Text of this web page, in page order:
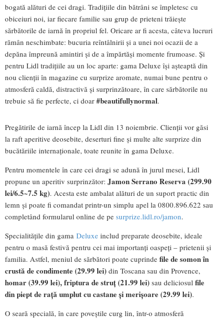
bogată alături de cei dragi. Tradițiile din bătrâni se împletesc cu
obiceiuri noi, iar fiecare familie sau grup de prieteni trăiește
sărbătorile de iarnă în propriul fel. Oricare ar fi acesta, câteva lucruri
rămân neschimbate: bucuria reîntâlnirii și a unei noi ocazii de a
depăna împreună amintiri și de a împărtăși momente frumoase. Și
pentru Lidl tradițiile au un loc aparte: gama Deluxe își așteaptă din
nou clienții în magazine cu surprize aromate, numai bune pentru o
atmosferă caldă, distractivă și surprinzătoare, în care sărbătorile nu
trebuie să fie perfecte, ci doar #beautifullynormal.
Pregătirile de iarnă încep la Lidl din 13 noiembrie. Clienții vor găsi
la raft aperitive deosebite, deserturi fine și multe alte surprize din
bucătăriile internaționale, toate reunite în gama Deluxe.
Pentru momentele în care cei dragi se adună în jurul mesei, Lidl
propune un aperitiv surprinzător: Jamon Serrano Reserva (299.90
lei/6.5~7.5 kg). Acesta este ambalat alături de un suport practic din
lemn și poate fi comandat printr-un simplu apel la 0800.896.622 sau
completând formularul online de pe surprize.lidl.ro/jamon.
Specialitățile din gama Deluxe includ preparate deosebite, ideale
pentru o masă festivă pentru cei mai importanți oaspeți – prietenii și
familia. Astfel, meniul de sărbători poate cuprinde file de somon în
crustă de condimente (29.99 lei) din Toscana sau din Provence,
homar (39.99 lei), friptura de struț (21.99 lei) sau deliciosul file
din piept de rață umplut cu castane și merișoare (29.99 lei).
O seară specială, în care poveștile curg lin, într-o atmosferă